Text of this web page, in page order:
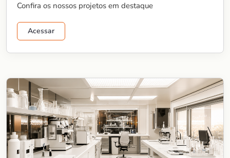
Confira os nossos projetos em destaque
Acessar